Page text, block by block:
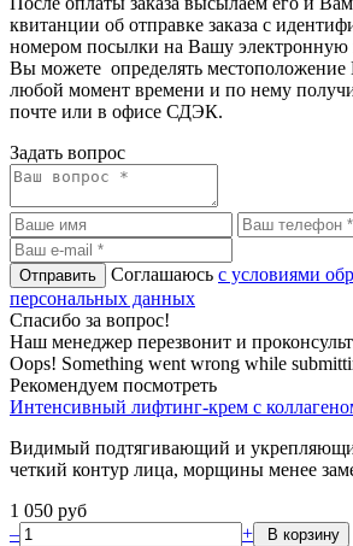
квитанции об отправке заказа с
номером посылки на Вашу электронную
Вы можете определять местоположение
любой момент времени и по нему
почте или в офисе СДЭК.
Задать вопрос
Соглашаюсь с условиями
персональных данных
Спасибо за вопрос!
Наш менеджер перезвонит и
Oops! Something went wrong while
Рекомендуем посмотреть
Интенсивный лифтинг-крем с
Видимый подтягивающий и
четкий контур лица, морщины менее
1 050 руб
–
+